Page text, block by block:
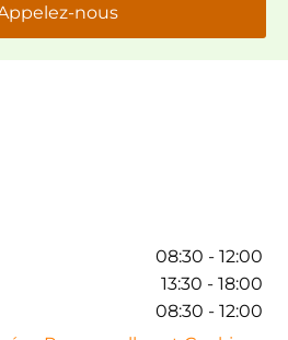
nous
08:30 - 12:00
13:30 - 18:00
08:30 - 12:00